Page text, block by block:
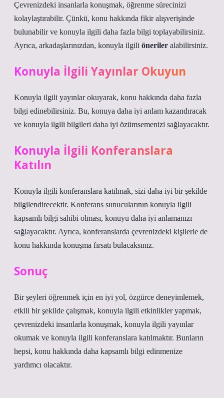
Çevrenizdeki insanlarla konuşmak, öğrenme sürecinizi
kolaylaştırabilir. Çünkü, konu hakkında fikir alışverişinde
bulunabilir ve konuyla ilgili daha fazla bilgi toplayabilirsiniz.
Ayrıca, arkadaşlarınızdan, konuyla ilgili öneriler alabilirsiniz.
Konuyla İlgili Yayınlar Okuyun
Konuyla ilgili yayınlar okuyarak, konu hakkında daha fazla
bilgi edinebilirsiniz. Bu, konuya daha iyi anlam kazandıracak
ve konuyla ilgili bilgileri daha iyi özümsemenizi sağlayacaktır.
Konuyla İlgili Konferanslara
Katılın
Konuyla ilgili konferanslara katılmak, sizi daha iyi bir şekilde
bilgilendirecektir. Konferans sunucularının konuyla ilgili
kapsamlı bilgi sahibi olması, konuyu daha iyi anlamanızı
sağlayacaktır. Ayrıca, konferanslarda çevrenizdeki kişilerle de
konu hakkında konuşma fırsatı bulacaksınız.
Sonuç
Bir şeyleri öğrenmek için en iyi yol, özgürce deneyimlemek,
etkili bir şekilde çalışmak, konuyla ilgili etkinlikler yapmak,
çevrenizdeki insanlarla konuşmak, konuyla ilgili yayınlar
okumak ve konuyla ilgili konferanslara katılmaktır. Bunların
hepsi, konu hakkında daha kapsamlı bilgi edinmenize
yardımcı olacaktır.